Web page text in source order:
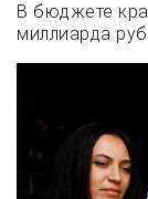
В бюджете
миллиарда